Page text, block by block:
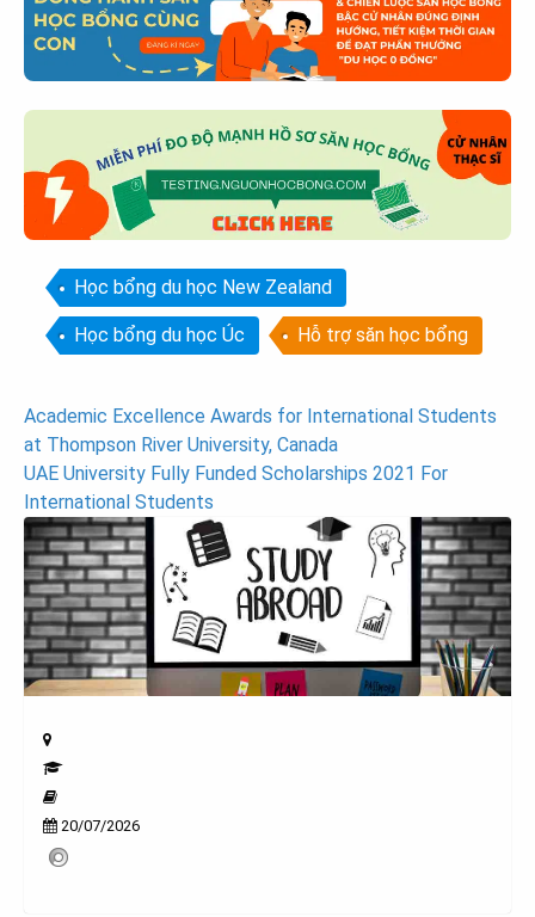
Học bổng du học New Zealand
Học bổng du học Úc Hỗ trợ săn học bổng
Post
navigation
Academic Excellence Awards for International Students
at Thompson River University, Canada
UAE University Fully Funded Scholarships 2021 For
International Students
20/07/2026